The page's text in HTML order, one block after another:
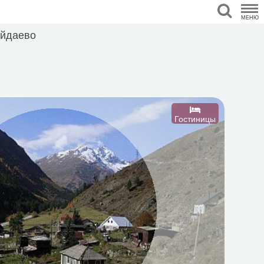
МЕНЮ
Гостиницы